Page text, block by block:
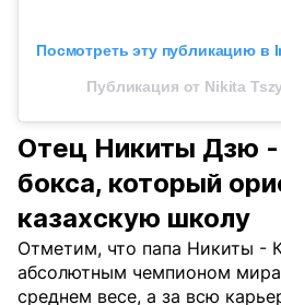
Посмотреть эту публикацию в
Публикация от Nikita
Отец Никиты Дзю -
бокса, который
казахскую школу
Отметим, что папа Никиты -
абсолютным чемпионом
среднем весе, а за всю